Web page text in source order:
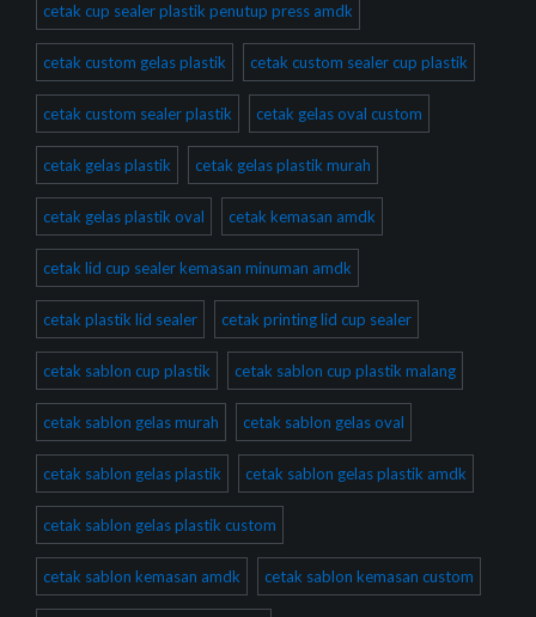
cetak cup sealer plastik penutup press amdk
cetak custom gelas plastik cetak custom sealer cup plastik
cetak custom sealer plastik cetak gelas oval custom
cetak gelas plastik cetak gelas plastik murah
cetak gelas plastik oval cetak kemasan amdk
cetak lid cup sealer kemasan minuman amdk
cetak plastik lid sealer cetak printing lid cup sealer
cetak sablon cup plastik cetak sablon cup plastik malang
cetak sablon gelas murah cetak sablon gelas oval
cetak sablon gelas plastik cetak sablon gelas plastik amdk
cetak sablon gelas plastik custom
cetak sablon kemasan amdk cetak sablon kemasan custom